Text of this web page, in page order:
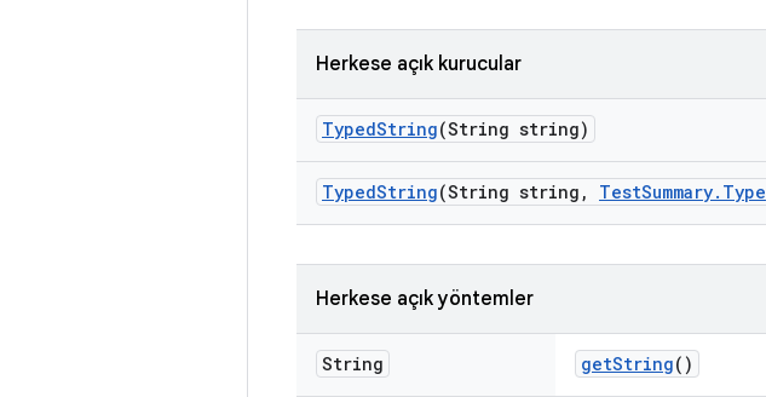
Herkese açık kurucular
TypedString(String string)
TypedString(String string , TestSummary. Type
Herkese açık yöntemler
String getString()